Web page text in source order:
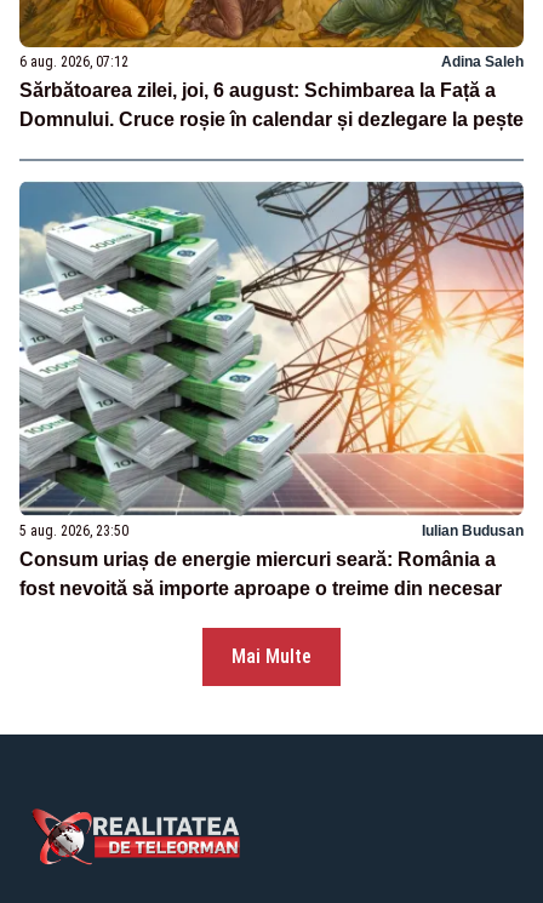
6 aug. 2026, 07:12 Adina Saleh
Sărbătoarea zilei, joi, 6 august: Schimbarea la Față a
Domnului. Cruce roșie în calendar și dezlegare la pește
5 aug. 2026, 23:50 Iulian Budusan
Consum uriaș de energie miercuri seară: România a
fost nevoită să importe aproape o treime din necesar
Mai Multe